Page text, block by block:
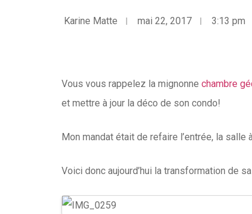
Karine Matte mai 22, 2017 3:13 pm
Vous vous rappelez la mignonne chambre
et mettre à jour la déco de son condo!
Mon mandat était de refaire l’entrée, la
Voici donc aujourd’hui la transformation de